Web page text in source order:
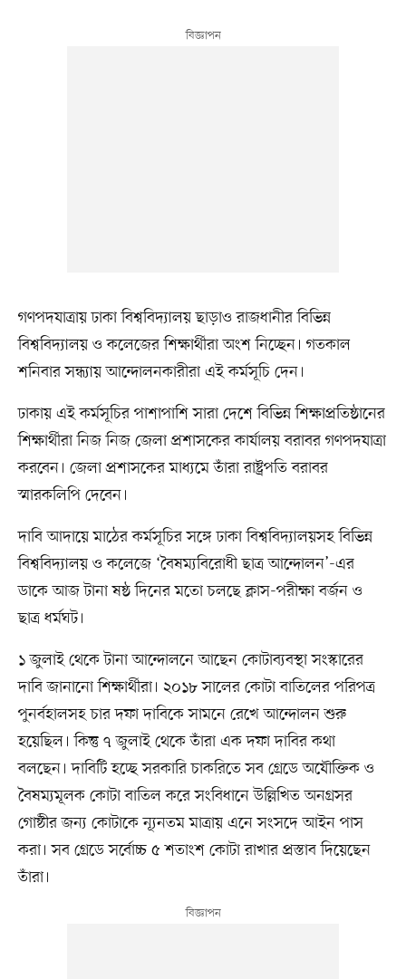
গণপদযাত্রায় ঢাকা বিশ্ববিদ্যালয় ছাড়াও রাজধানীর বিভিন্ন
বিশ্ববিদ্যালয় ও কলেজের শিক্ষার্থীরা অংশ নিচ্ছেন। গতকাল
শনিবার সন্ধ্যায় আন্দোলনকারীরা এই কর্মসূচি দেন।
ঢাকায় এই কর্মসূচির পাশাপাশি সারা দেশে বিভিন্ন শিক্ষাপ্রতিষ্ঠানের
শিক্ষার্থীরা নিজ নিজ জেলা প্রশাসকের কার্যালয় বরাবর গণপদযাত্রা
করবেন। জেলা প্রশাসকের মাধ্যমে তাঁরা রাষ্ট্রপতি বরাবর
স্মারকলিপি দেবেন।
দাবি আদায়ে মাঠের কর্মসূচির সঙ্গে ঢাকা বিশ্ববিদ্যালয়সহ বিভিন্ন
বিশ্ববিদ্যালয় ও কলেজে ‘বৈষম্যবিরোধী ছাত্র আন্দোলন’-এর
ডাকে আজ টানা ষষ্ঠ দিনের মতো চলছে ক্লাস-পরীক্ষা বর্জন ও
ছাত্র ধর্মঘট।
১ জুলাই থেকে টানা আন্দোলনে আছেন কোটাব্যবস্থা সংস্কারের
দাবি জানানো শিক্ষার্থীরা। ২০১৮ সালের কোটা বাতিলের পরিপত্র
পুনর্বহালসহ চার দফা দাবিকে সামনে রেখে আন্দোলন শুরু
হয়েছিল। কিন্তু ৭ জুলাই থেকে তাঁরা এক দফা দাবির কথা
বলছেন। দাবিটি হচ্ছে সরকারি চাকরিতে সব গ্রেডে অযৌক্তিক ও
বৈষম্যমূলক কোটা বাতিল করে সংবিধানে উল্লিখিত অনগ্রসর
গোষ্ঠীর জন্য কোটাকে ন্যূনতম মাত্রায় এনে সংসদে আইন পাস
করা। সব গ্রেডে সর্বোচ্চ ৫ শতাংশ কোটা রাখার প্রস্তাব দিয়েছেন
তাঁরা।